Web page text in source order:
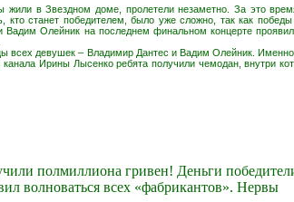
жили в Звездном доме, пролетели незаметно. За это
кто станет победителем, было уже сложно, так как
Олейник на последнем финальном концерте
всех девушек – Владимир Дантес и Вадим Олейник. Именно
Ирины Лысенко ребята получили чемодан, внутри
полмиллиона гривен! Деньги
волноваться всех «фабрикантов». Нервы